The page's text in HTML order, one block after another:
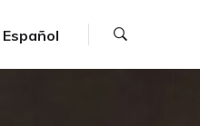
Español